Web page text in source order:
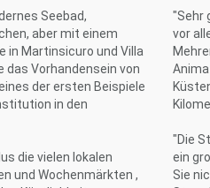
Seebad,
aber mit einem
in Martinsicuro und Villa
das Vorhandensein von
der ersten Beispiele
in den
die vielen lokalen
und Wochenmärkten ,
"Sehr
vor
"Die
ein
Sie